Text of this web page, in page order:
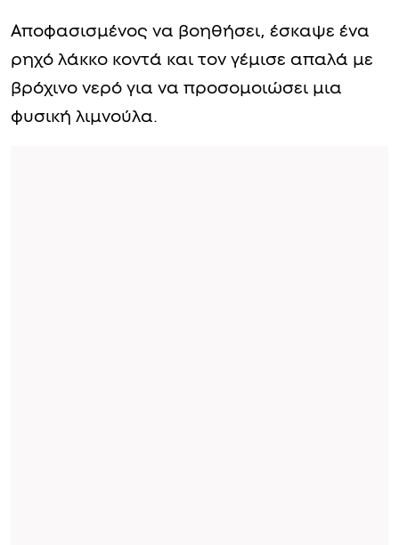
Αποφασισμένος να βοηθήσει, έσκαψε ένα
ρηχό λάκκο κοντά και τον γέμισε απαλά με
βρόχινο νερό για να προσομοιώσει μια
φυσική λιμνούλα.